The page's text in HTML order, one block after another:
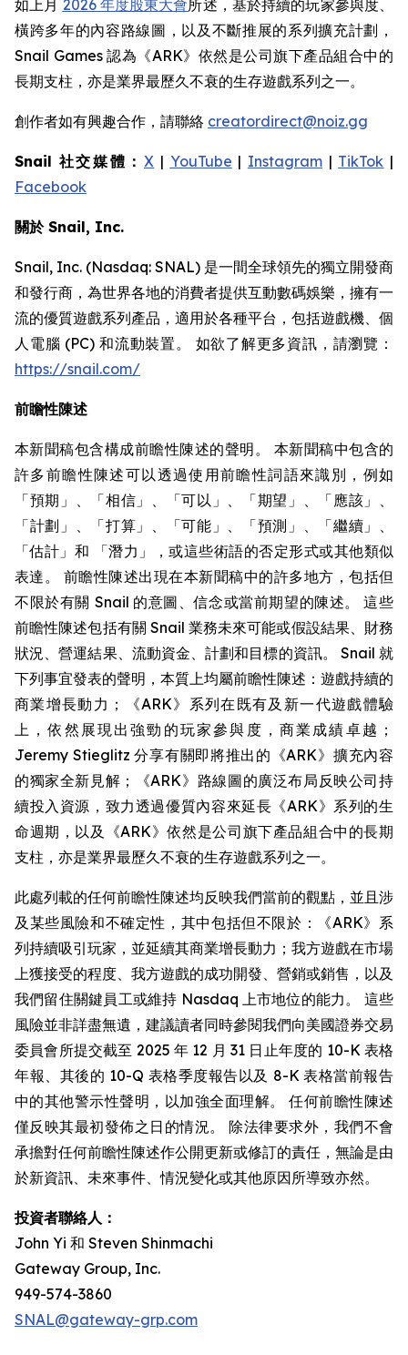
如上月 2026 年度股東大會所述，基於持續的玩家參與度、
橫跨多年的內容路線圖，以及不斷推展的系列擴充計劃，
Snail Games 認為《ARK》依然是公司旗下產品組合中的
長期支柱，亦是業界最歷久不衰的生存遊戲系列之一。
創作者如有興趣合作，請聯絡 creatordirect@noiz.gg
Snail 社交媒體：X | YouTube | Instagram| TikTok |
Facebook
關於 Snail, Inc.
Snail, Inc. (Nasdaq: SNAL) 是一間全球領先的獨立開發商
和發行商，為世界各地的消費者提供互動數碼娛樂，擁有一
流的優質遊戲系列產品，適用於各種平台，包括遊戲機、個
人電腦 (PC) 和流動裝置。 如欲了解更多資訊，請瀏覽：
https://snail.com/
前瞻性陳述
本新聞稿包含構成前瞻性陳述的聲明。 本新聞稿中包含的
許多前瞻性陳述可以透過使用前瞻性詞語來識別，例如
「預期」、「相信」、「可以」、「期望」、「應該」、
「計劃」、「打算」、「可能」、「預測」、「繼續」、
「估計」和 「潛力」，或這些術語的否定形式或其他類似
表達。 前瞻性陳述出現在本新聞稿中的許多地方，包括但
不限於有關 Snail 的意圖、信念或當前期望的陳述。 這些
前瞻性陳述包括有關 Snail 業務未來可能或假設結果、財務
狀況、營運結果、流動資金、計劃和目標的資訊。 Snail 就
下列事宜發表的聲明，本質上均屬前瞻性陳述：遊戲持續的
商業增長動力；《ARK》系列在既有及新一代遊戲體驗
上，依然展現出強勁的玩家參與度，商業成績卓越；
Jeremy Stieglitz 分享有關即將推出的《ARK》擴充內容
的獨家全新見解；《ARK》路線圖的廣泛布局反映公司持
續投入資源，致力透過優質內容來延長《ARK》系列的生
命週期，以及《ARK》依然是公司旗下產品組合中的長期
支柱，亦是業界最歷久不衰的生存遊戲系列之一。
此處列載的任何前瞻性陳述均反映我們當前的觀點，並且涉
及某些風險和不確定性，其中包括但不限於：《ARK》系
列持續吸引玩家，並延續其商業增長動力；我方遊戲在市場
上獲接受的程度、我方遊戲的成功開發、營銷或銷售，以及
我們留住關鍵員工或維持 Nasdaq 上市地位的能力。 這些
風險並非詳盡無遺，建議讀者同時參閱我們向美國證券交易
委員會所提交截至 2025 年 12 月 31 日止年度的 10-K 表格
年報、其後的 10-Q 表格季度報告以及 8-K 表格當前報告
中的其他警示性聲明，以加強全面理解。 任何前瞻性陳述
僅反映其最初發佈之日的情況。 除法律要求外，我們不會
承擔對任何前瞻性陳述作公開更新或修訂的責任，無論是由
於新資訊、未來事件、情況變化或其他原因所導致亦然。
投資者聯絡人：
John Yi 和 Steven Shinmachi
Gateway Group, Inc.
949-574-3860
SNAL@gateway-grp.com